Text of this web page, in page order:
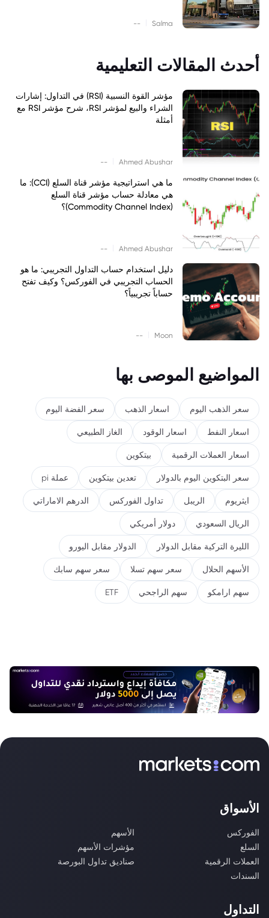
Salma
--
أحدث المقالات التعليمية
مؤشر القوة النسبية (RSI) في التداول: إشارات
الشراء والبيع لمؤشر RSI، شرح مؤشر RSI مع
أمثلة
Ahmed Abushar
--
ما هي استراتيجية مؤشر قناة السلع (CCI): ما
هي معادلة حساب مؤشر قناة السلع
(Commodity Channel Index)؟
Ahmed Abushar
--
دليل استخدام حساب التداول التجريبي: ما هو
الحساب التجريبي في الفوركس؟ وكيف تفتح
حساباً تجريبياً؟
Moon
--
المواضيع الموصى بها
سعر الذهب اليوم اسعار الذهب سعر الفضة اليوم
اسعار النفط اسعار الوقود الغاز الطبيعي
اسعار العملات الرقمية بيتكوين
سعر البتكوين اليوم بالدولار تعدين بيتكوين عملة pi
ايثريوم الريبل تداول الفوركس الدرهم الاماراتي
الريال السعودي دولار أمريكي
الليرة التركية مقابل الدولار الدولار مقابل اليورو
الأسهم الحلال سعر سهم تسلا سعر سهم سابك
سهم ارامكو سهم الراجحي ETF
الأسواق
الفوركس
الأسهم
السلع
مؤشرات الأسهم
العملات الرقمية
صناديق تداول البورصة
السندات
التداول